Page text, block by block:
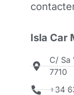
Isla Car
C/ Sa
7710
+34